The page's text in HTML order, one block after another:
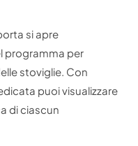
si apre
programma per
stoviglie. Con
puoi visualizzare
di ciascun